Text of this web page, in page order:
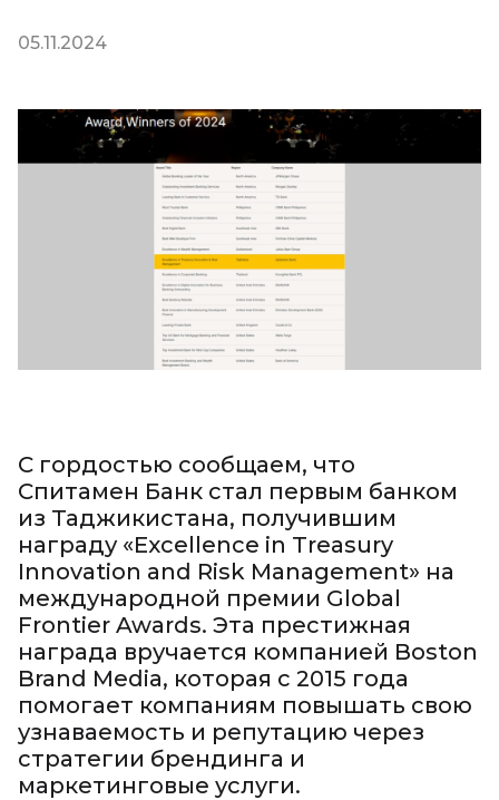
05.11.2024
С гордостью сообщаем, что
Спитамен Банк стал первым банком
из Таджикистана, получившим
награду «Excellence in Treasury
Innovation and Risk Management» на
международной премии Global
Frontier Awards. Эта престижная
награда вручается компанией Boston
Brand Media, которая с 2015 года
помогает компаниям повышать свою
узнаваемость и репутацию через
стратегии брендинга и
маркетинговые услуги.